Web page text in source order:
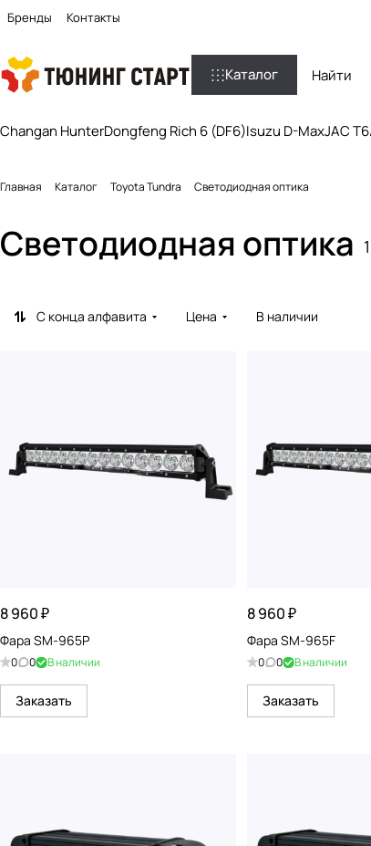
Бренды Контакты
Каталог
Changan HunterDongfeng Rich 6 (DF6)Isuzu D-MaxJAC
Главная Каталог Toyota Tundra Светодиодная оптика
Светодиодная оптика
С конца алфавита Цена В наличии
8 960 ₽
Фара SM-965P
0 0 В наличии
Заказать
8 960 ₽
Фара SM-965F
0 0 В наличии
Заказать